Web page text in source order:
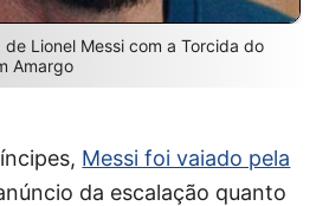
Lionel Messi com a Torcida do
Amargo
Messi foi vaiado pela
da escalação quanto